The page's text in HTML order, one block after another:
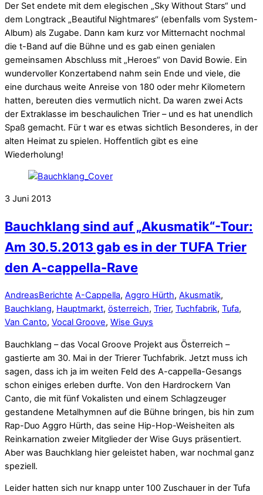
Der Set endete mit dem elegischen „Sky Without Stars“ und
dem Longtrack „Beautiful Nightmares“ (ebenfalls vom System-
Album) als Zugabe. Dann kam kurz vor Mitternacht nochmal
die t-Band auf die Bühne und es gab einen genialen
gemeinsamen Abschluss mit „Heroes“ von David Bowie. Ein
wundervoller Konzertabend nahm sein Ende und viele, die
eine durchaus weite Anreise von 180 oder mehr Kilometern
hatten, bereuten dies vermutlich nicht. Da waren zwei Acts
der Extraklasse im beschaulichen Trier – und es hat unendlich
Spaß gemacht. Für t war es etwas sichtlich Besonderes, in der
alten Heimat zu spielen. Hoffentlich gibt es eine
Wiederholung!
3 Juni 2013
Bauchklang sind auf „Akusmatik“-Tour:
Am 30.5.2013 gab es in der TUFA Trier
den A-cappella-Rave
AndreasBerichte A-Cappella, Aggro Hürth, Akusmatik,
Bauchklang, Hauptmarkt, österreich, Trier, Tuchfabrik, Tufa,
Van Canto, Vocal Groove, Wise Guys
Bauchklang – das Vocal Groove Projekt aus Österreich –
gastierte am 30. Mai in der Trierer Tuchfabrik. Jetzt muss ich
sagen, dass ich ja im weiten Feld des A-cappella-Gesangs
schon einiges erleben durfte. Von den Hardrockern Van
Canto, die mit fünf Vokalisten und einem Schlagzeuger
gestandene Metalhymnen auf die Bühne bringen, bis hin zum
Rap-Duo Aggro Hürth, das seine Hip-Hop-Weisheiten als
Reinkarnation zweier Mitglieder der Wise Guys präsentiert.
Aber was Bauchklang hier geleistet haben, war nochmal ganz
speziell.
Leider hatten sich nur knapp unter 100 Zuschauer in der Tufa